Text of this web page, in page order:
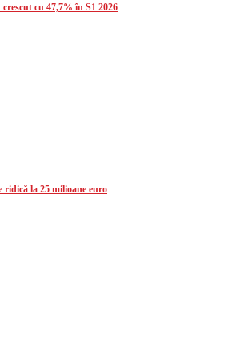
cu 47,7% în S1 2026
ridică la 25 milioane euro